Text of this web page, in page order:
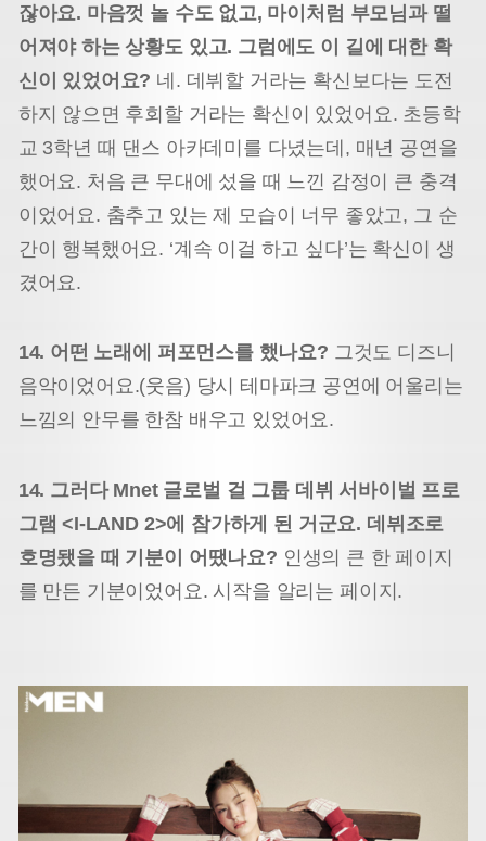
잖아요. 마음껏 놀 수도 없고, 마이처럼 부모님과 떨
어져야 하는 상황도 있고. 그럼에도 이 길에 대한 확
신이 있었어요? 네. 데뷔할 거라는 확신보다는 도전
하지 않으면 후회할 거라는 확신이 있었어요. 초등학
교 3학년 때 댄스 아카데미를 다녔는데, 매년 공연을
했어요. 처음 큰 무대에 섰을 때 느낀 감정이 큰 충격
이었어요. 춤추고 있는 제 모습이 너무 좋았고, 그 순
간이 행복했어요. ‘계속 이걸 하고 싶다’는 확신이 생
겼어요.
14. 어떤 노래에 퍼포먼스를 했나요? 그것도 디즈니
음악이었어요.(웃음) 당시 테마파크 공연에 어울리는
느낌의 안무를 한참 배우고 있었어요.
14. 그러다 Mnet 글로벌 걸 그룹 데뷔 서바이벌 프로
그램 <I-LAND 2>에 참가하게 된 거군요. 데뷔조로
호명됐을 때 기분이 어땠나요? 인생의 큰 한 페이지
를 만든 기분이었어요. 시작을 알리는 페이지.